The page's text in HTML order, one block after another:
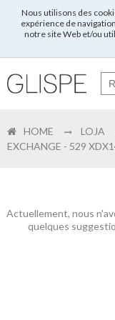
Nous utilisons des
expérience de
notre site Web et/ou
HOME LOJA
EXCHANGE - 529
Actuellement, nous
quelques